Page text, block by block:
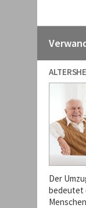
Der
bedeutet